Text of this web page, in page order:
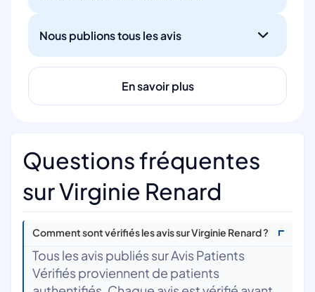
Nous publions tous les avis
En savoir plus
Questions fréquentes
sur Virginie Renard
Comment sont vérifiés les avis sur Virginie Renard ?
Tous les avis publiés sur Avis Patients
Vérifiés proviennent de patients